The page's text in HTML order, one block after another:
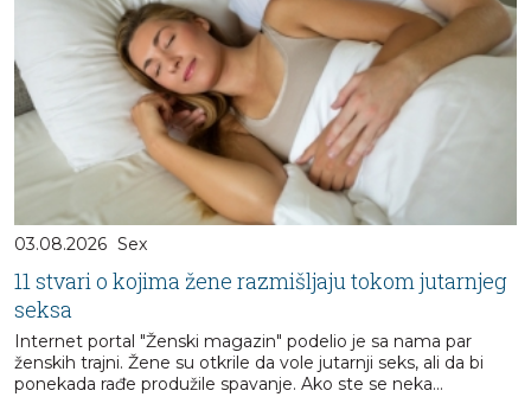
03.08.2026 Sex
11 stvari o kojima žene razmišljaju tokom jutarnjeg
seksa
Internet portal "Ženski magazin" podelio je sa nama par
ženskih trajni. Žene su otkrile da vole jutarnji seks, ali da bi
ponekada rađe produžile spavanje. Ako ste se neka...